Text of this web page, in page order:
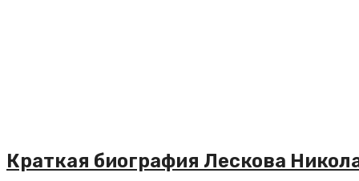
Краткая биография Лескова